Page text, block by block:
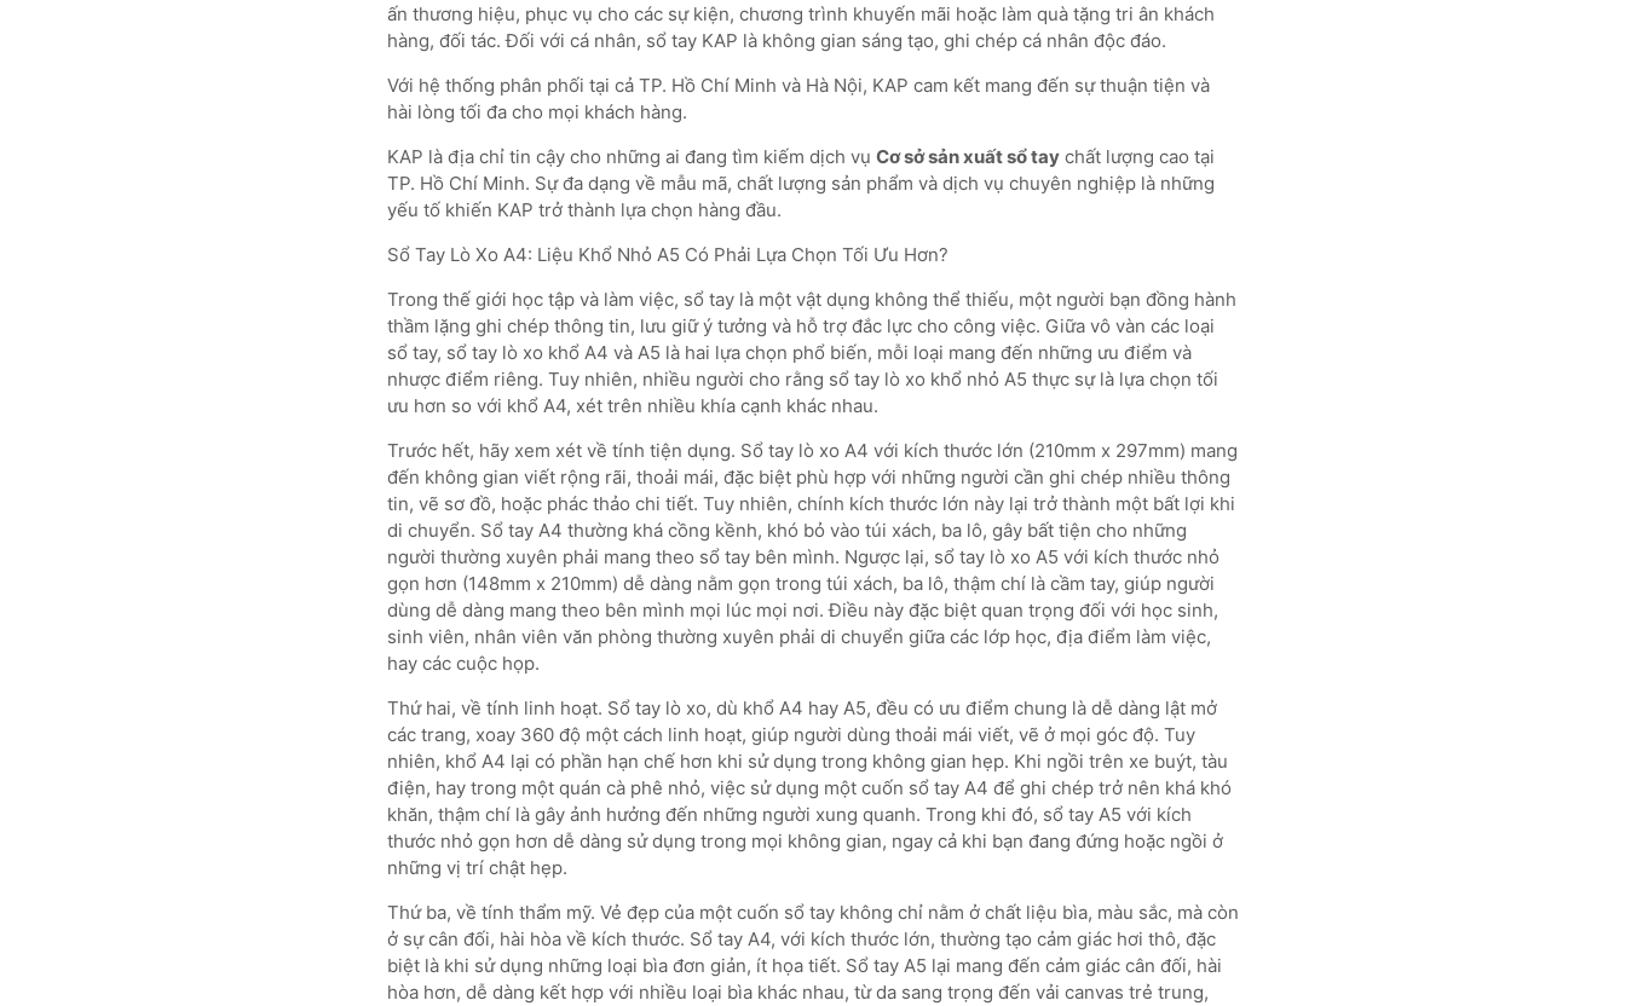
ấn thương hiệu, phục vụ cho các sự kiện, chương trình khuyến mãi hoặc làm quà tặng tri ân khách
hàng, đối tác. Đối với cá nhân, sổ tay KAP là không gian sáng tạo, ghi chép cá nhân độc đáo.
Với hệ thống phân phối tại cả TP. Hồ Chí Minh và Hà Nội, KAP cam kết mang đến sự thuận tiện và
hài lòng tối đa cho mọi khách hàng.
KAP là địa chỉ tin cậy cho những ai đang tìm kiếm dịch vụ Cơ sở sản xuất sổ taychất lượng cao tại
TP. Hồ Chí Minh. Sự đa dạng về mẫu mã, chất lượng sản phẩm và dịch vụ chuyên nghiệp là những
yếu tố khiến KAP trở thành lựa chọn hàng đầu.
Sổ Tay Lò Xo A4: Liệu Khổ Nhỏ A5 Có Phải Lựa Chọn Tối Ưu Hơn?
Trong thế giới học tập và làm việc, sổ tay là một vật dụng không thể thiếu, một người bạn đồng hành
thầm lặng ghi chép thông tin, lưu giữ ý tưởng và hỗ trợ đắc lực cho công việc. Giữa vô vàn các loại
sổ tay, sổ tay lò xo khổ A4 và A5 là hai lựa chọn phổ biến, mỗi loại mang đến những ưu điểm và
nhược điểm riêng. Tuy nhiên, nhiều người cho rằng sổ tay lò xo khổ nhỏ A5 thực sự là lựa chọn tối
ưu hơn so với khổ A4, xét trên nhiều khía cạnh khác nhau.
Trước hết, hãy xem xét về tính tiện dụng. Sổ tay lò xo A4 với kích thước lớn (210mm x 297mm) mang
đến không gian viết rộng rãi, thoải mái, đặc biệt phù hợp với những người cần ghi chép nhiều thông
tin, vẽ sơ đồ, hoặc phác thảo chi tiết. Tuy nhiên, chính kích thước lớn này lại trở thành một bất lợi khi
di chuyển. Sổ tay A4 thường khá cồng kềnh, khó bỏ vào túi xách, ba lô, gây bất tiện cho những
người thường xuyên phải mang theo sổ tay bên mình. Ngược lại, sổ tay lò xo A5 với kích thước nhỏ
gọn hơn (148mm x 210mm) dễ dàng nằm gọn trong túi xách, ba lô, thậm chí là cầm tay, giúp người
dùng dễ dàng mang theo bên mình mọi lúc mọi nơi. Điều này đặc biệt quan trọng đối với học sinh,
sinh viên, nhân viên văn phòng thường xuyên phải di chuyển giữa các lớp học, địa điểm làm việc,
hay các cuộc họp.
Thứ hai, về tính linh hoạt. Sổ tay lò xo, dù khổ A4 hay A5, đều có ưu điểm chung là dễ dàng lật mở
các trang, xoay 360 độ một cách linh hoạt, giúp người dùng thoải mái viết, vẽ ở mọi góc độ. Tuy
nhiên, khổ A4 lại có phần hạn chế hơn khi sử dụng trong không gian hẹp. Khi ngồi trên xe buýt, tàu
điện, hay trong một quán cà phê nhỏ, việc sử dụng một cuốn sổ tay A4 để ghi chép trở nên khá khó
khăn, thậm chí là gây ảnh hưởng đến những người xung quanh. Trong khi đó, sổ tay A5 với kích
thước nhỏ gọn hơn dễ dàng sử dụng trong mọi không gian, ngay cả khi bạn đang đứng hoặc ngồi ở
những vị trí chật hẹp.
Thứ ba, về tính thẩm mỹ. Vẻ đẹp của một cuốn sổ tay không chỉ nằm ở chất liệu bìa, màu sắc, mà còn
ở sự cân đối, hài hòa về kích thước. Sổ tay A4, với kích thước lớn, thường tạo cảm giác hơi thô, đặc
biệt là khi sử dụng những loại bìa đơn giản, ít họa tiết. Sổ tay A5 lại mang đến cảm giác cân đối, hài
hòa hơn, dễ dàng kết hợp với nhiều loại bìa khác nhau, từ da sang trọng đến vải canvas trẻ trung,